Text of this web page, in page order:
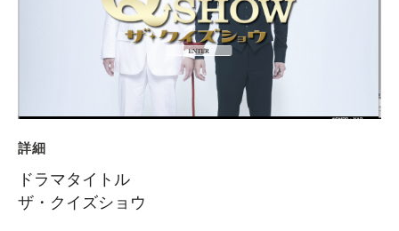
詳細
ドラマタイトル
ザ・クイズショウ